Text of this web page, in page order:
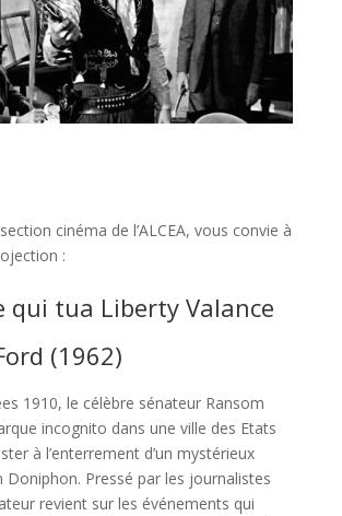
cinéma de l’ALCEA, vous convie à
:
qui tua Liberty Valance
(1962)
1910, le célèbre sénateur Ransom
incognito dans une ville des Etats
à l’enterrement d’un mystérieux
Doniphon. Pressé par les journalistes
revient sur les événements qui